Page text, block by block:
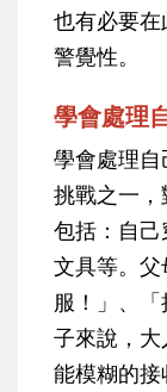
也有必要
警覺性。
學會處理
學會處理
挑戰之一
包括：自
文具等。
服！」、
子來說，
能模糊的